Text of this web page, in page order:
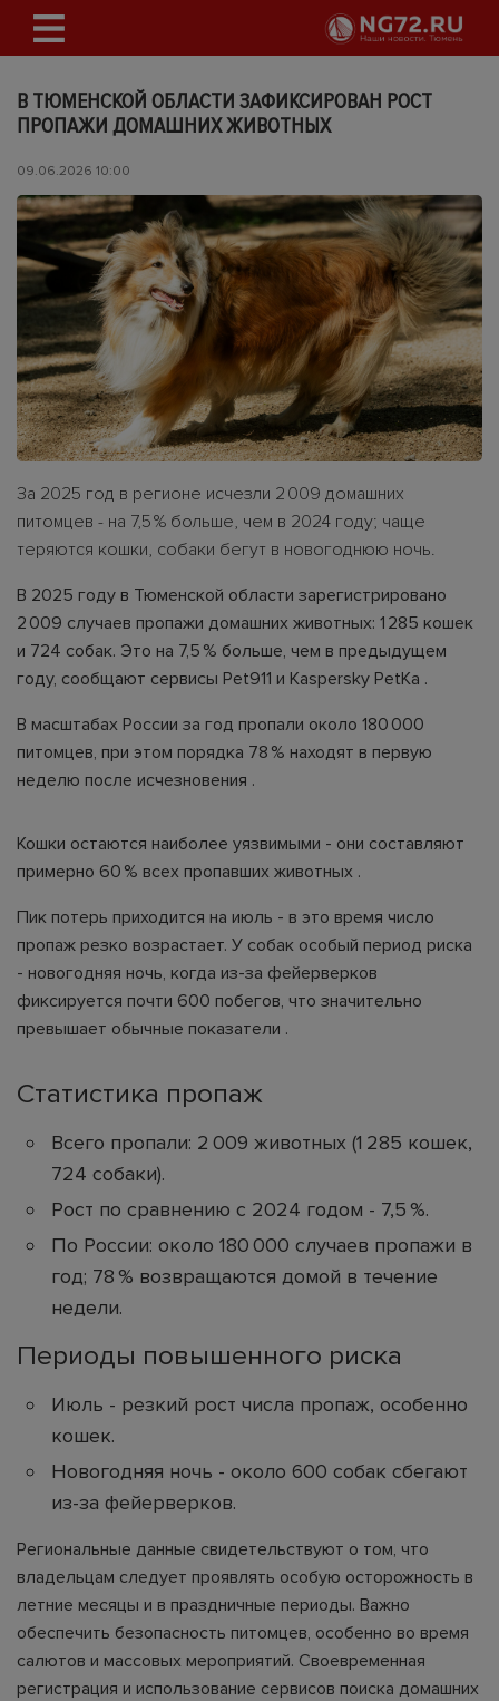
В ТЮМЕНСКОЙ ОБЛАСТИ ЗАФИКСИРОВАН РОСТ
ПРОПАЖИ ДОМАШНИХ ЖИВОТНЫХ
09.06.2026 10:00
За 2025 год в регионе исчезли 2 009 домашних
питомцев - на 7,5 % больше, чем в 2024 году; чаще
теряются кошки, собаки бегут в новогоднюю ночь.
В 2025 году в Тюменской области зарегистрировано
2 009 случаев пропажи домашних животных: 1 285 кошек
и 724 собак. Это на 7,5 % больше, чем в предыдущем
году, сообщают сервисы Pet911 и Kaspersky PetKa .
В масштабах России за год пропали около 180 000
питомцев, при этом порядка 78 % находят в первую
неделю после исчезновения .
Кошки остаются наиболее уязвимыми - они составляют
примерно 60 % всех пропавших животных .
Пик потерь приходится на июль - в это время число
пропаж резко возрастает. У собак особый период риска
- новогодняя ночь, когда из-за фейерверков
фиксируется почти 600 побегов, что значительно
превышает обычные показатели .
Статистика пропаж
Всего пропали: 2 009 животных (1 285 кошек,
724 собаки).
Рост по сравнению с 2024 годом - 7,5 %.
По России: около 180 000 случаев пропажи в
год; 78 % возвращаются домой в течение
недели.
Периоды повышенного риска
Июль - резкий рост числа пропаж, особенно
кошек.
Новогодняя ночь - около 600 собак сбегают
из-за фейерверков.
Региональные данные свидетельствуют о том, что
владельцам следует проявлять особую осторожность в
летние месяцы и в праздничные периоды. Важно
обеспечить безопасность питомцев, особенно во время
салютов и массовых мероприятий. Своевременная
регистрация и использование сервисов поиска домашних